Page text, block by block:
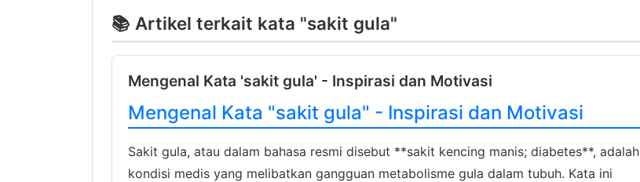
📚 Artikel terkait kata "sakit gula"
Mengenal Kata 'sakit gula' - Inspirasi dan Motivasi
Mengenal Kata "sakit gula" - Inspirasi dan Motivasi
Sakit gula, atau dalam bahasa resmi disebut **sakit kencing manis; diabetes**, adalah
kondisi medis yang melibatkan gangguan metabolisme gula dalam tubuh. Kata ini